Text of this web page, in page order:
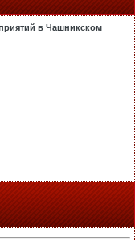
в Чашникском